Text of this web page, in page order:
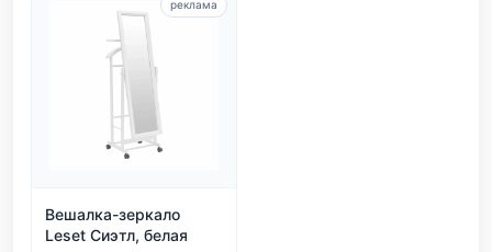
Вешалка-зеркало
Leset Сиэтл, белая
реклама